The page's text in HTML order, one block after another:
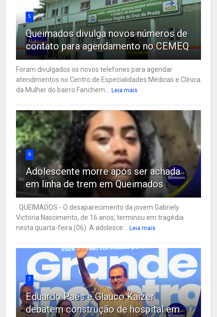
5
Queimados divulga novos números de
contato para agendamento no CEMEQ
Foram divulgados os novos telefones para agendar
atendimentos no Centro de Especialidades Médicas e Clínica
da Mulher do bairro Fanchem...
Leia mais
6
Adolescente morre após ser achada
em linha de trem em Queimados
QUEIMADOS - O desaparecimento da jovem Gabriely
Victoria Nascimento, de 16 anos, terminou em tragédia
nesta quarta-feira (06). A adolesce...
Leia mais
7
Eduardo Paes e Glauco Kaizer
debatem construção de hospital em